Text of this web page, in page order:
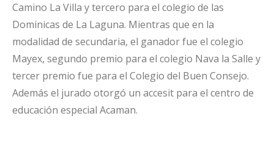
Camino La Villa y tercero para el colegio de las
Dominicas de La Laguna. Mientras que en la
modalidad de secundaria, el ganador fue el colegio
Mayex, segundo premio para el colegio Nava la Salle y
tercer premio fue para el Colegio del Buen Consejo.
Además el jurado otorgó un accesit para el centro de
educación especial Acaman.